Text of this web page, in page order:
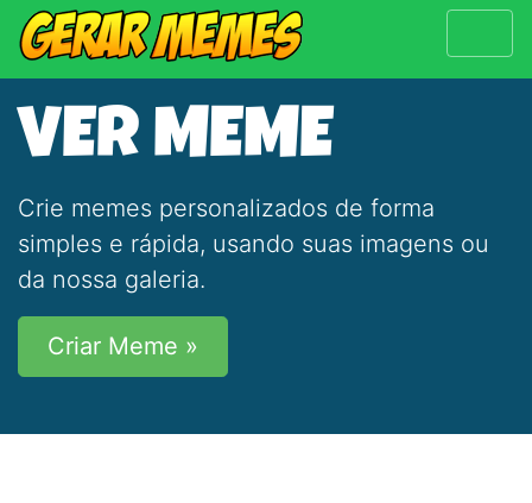
VER MEME
Crie memes personalizados de forma
simples e rápida, usando suas imagens ou
da nossa galeria.
Criar Meme »